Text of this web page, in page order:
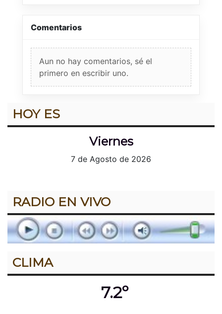
Comentarios
Aun no hay comentarios, sé el
primero en escribir uno.
HOY ES
Viernes
7 de Agosto de 2026
RADIO EN VIVO
CLIMA
7.2º